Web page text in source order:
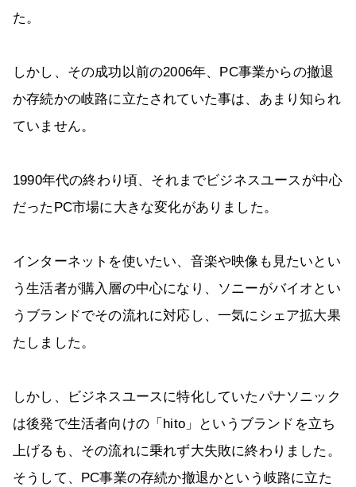
た。
しかし、その成功以前の2006年、PC事業からの撤退
か存続かの岐路に立たされていた事は、あまり知られ
ていません。
1990年代の終わり頃、それまでビジネスユースが中心
だったPC市場に大きな変化がありました。
インターネットを使いたい、音楽や映像も見たいとい
う生活者が購入層の中心になり、ソニーがバイオとい
うブランドでその流れに対応し、一気にシェア拡大果
たしました。
しかし、ビジネスユースに特化していたパナソニック
は後発で生活者向けの「hito」というブランドを立ち
上げるも、その流れに乗れず大失敗に終わりました。
そうして、PC事業の存続か撤退かという岐路に立た